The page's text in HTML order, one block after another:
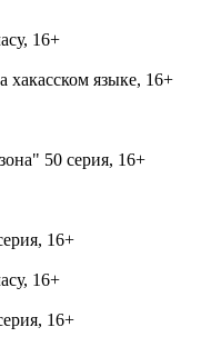
16+
хакасском языке, 16+
50 серия, 16+
16+
16+
16+